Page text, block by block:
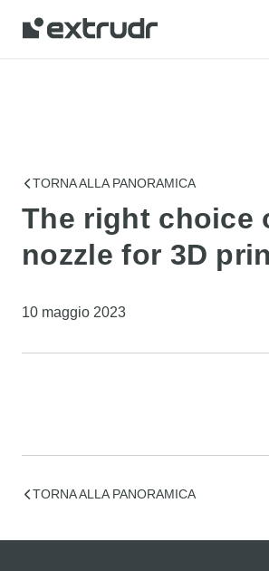
TORNA ALLA PANORAMICA
The right choice
nozzle for 3D
10 maggio 2023
TORNA ALLA PANORAMICA